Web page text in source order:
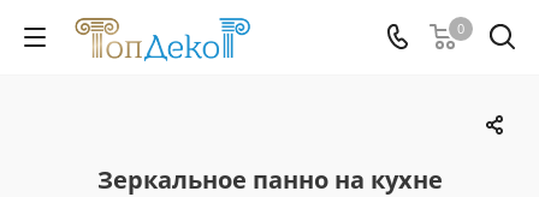
0
Зеркальное панно на кухне